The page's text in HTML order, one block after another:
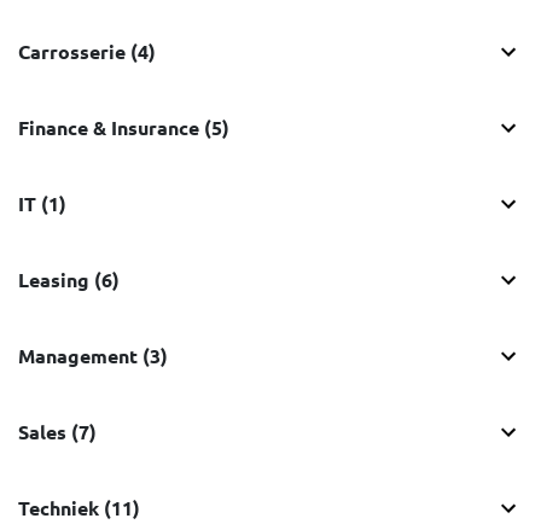
Carrosserie (4)
Finance & Insurance (5)
IT (1)
Leasing (6)
Management (3)
Sales (7)
Techniek (11)